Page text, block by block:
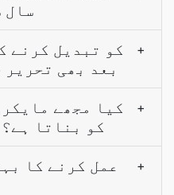
سال
بعد بھی
+
کیا مجھے
ضرورت ہے جو اس RTF کو بناتا ہے؟
+
عمل کرنے کا
+